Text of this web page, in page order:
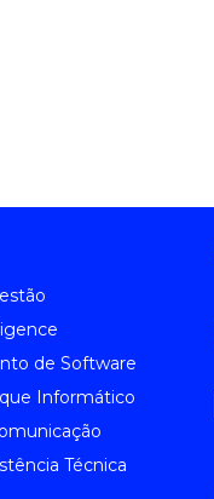
de Software
Informático
Técnica